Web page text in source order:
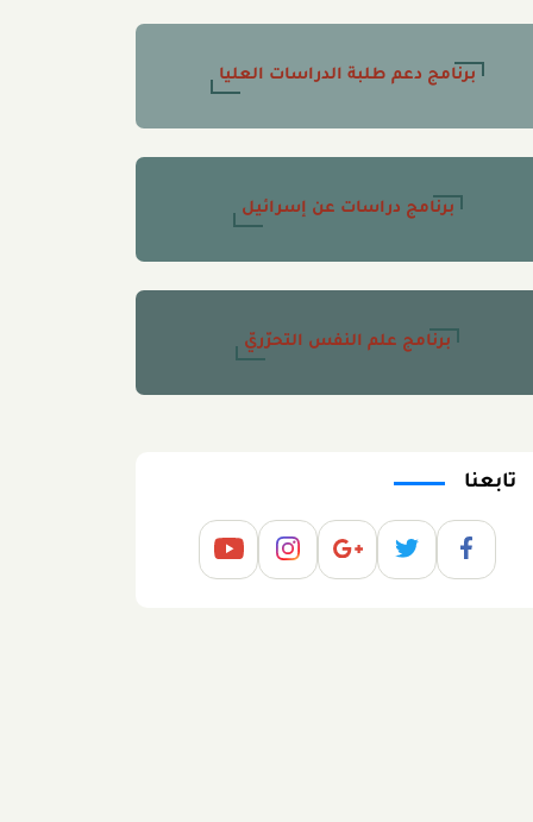
برنامج دعم طلبة الدراسات العليا
برنامج دراسات عن إسرائيل
برنامج علم النفس التحرّريّ
تابعنا